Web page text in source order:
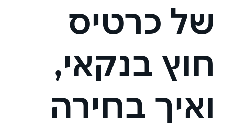
של כרטיס
חוץ בנקאי,
ואיך בחירה